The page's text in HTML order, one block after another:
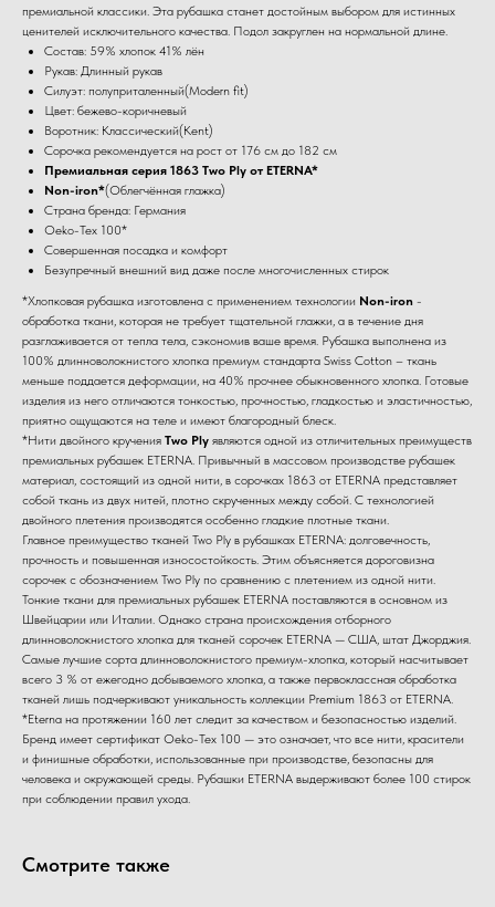
премиальной классики. Эта рубашка станет достойным выбором для истинных
ценителей исключительного качества. Подол закруглен на нормальной длине.
Состав: 59% хлопок 41% лён
Рукав: Длинный рукав
Силуэт: полуприталенный(Modern fit)
Цвет: бежево-коричневый
Воротник: Классический(Kent)
Сорочка рекомендуется на рост от 176 см до 182 см
Премиальная серия 1863 Two Ply от ETERNA*
Non-iron*(Облегчённая глажка)
Страна бренда: Германия
Oeko-Tex 100*
Совершенная посадка и комфорт
Безупречный внешний вид даже после многочисленных стирок
*Хлопковая рубашка изготовлена с применением технологии Non-iron -
обработка ткани, которая не требует тщательной глажки, а в течение дня
разглаживается от тепла тела, сэкономив ваше время. Рубашка выполнена из
100% длинноволокнистого хлопка премиум стандарта Swiss Cotton – ткань
меньше поддается деформации, на 40% прочнее обыкновенного хлопка. Готовые
изделия из него отличаются тонкостью, прочностью, гладкостью и эластичностью,
приятно ощущаются на теле и имеют благородный блеск.
*Нити двойного кручения Two Ply являются одной из отличительных преимуществ
премиальных рубашек ETERNA. Привычный в массовом производстве рубашек
материал, состоящий из одной нити, в сорочках 1863 от ETERNA представляет
собой ткань из двух нитей, плотно скрученных между собой. С технологией
двойного плетения производятся особенно гладкие плотные ткани.
Главное преимущество тканей Two Ply в рубашках ETERNA: долговечность,
прочность и повышенная износостойкость. Этим объясняется дороговизна
сорочек с обозначением Two Ply по сравнению с плетением из одной нити.
Тонкие ткани для премиальных рубашек ETERNA поставляются в основном из
Швейцарии или Италии. Однако страна происхождения отборного
длинноволокнистого хлопка для тканей сорочек ETERNA — США, штат Джорджия.
Самые лучшие сорта длинноволокнистого премиум-хлопка, который насчитывает
всего 3 % от ежегодно добываемого хлопка, а также первоклассная обработка
тканей лишь подчеркивают уникальность коллекции Premium 1863 от ETERNA.
*Eterna на протяжении 160 лет следит за качеством и безопасностью изделий.
Бренд имеет сертификат Oeko-Tex 100 — это означает, что все нити, красители
и финишные обработки, использованные при производстве, безопасны для
человека и окружающей среды. Рубашки ETERNA выдерживают более 100 стирок
при соблюдении правил ухода.
Смотрите также